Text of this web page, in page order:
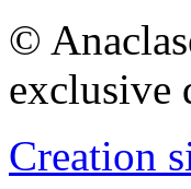
©
exclusive
Creation